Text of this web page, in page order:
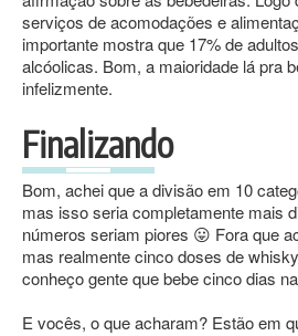
serviços de acomodações e
importante mostra que 17% de
alcóolicas. Bom, a maioridade lá pra
infelizmente.
Finalizando
Bom, achei que a divisão em 10
mas isso seria completamente mais
números seriam piores 😛 Fora que
mas realmente cinco doses de
conheço gente que bebe cinco dias
E vocês, o que acharam? Estão em